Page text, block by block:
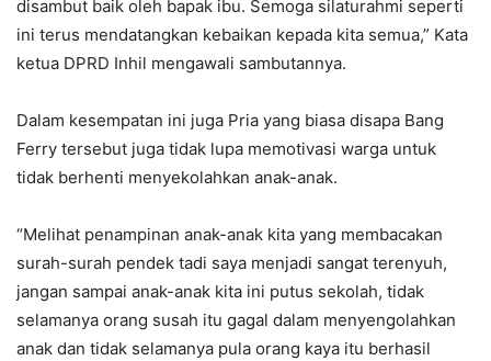
disambut baik oleh bapak ibu. Semoga silaturahmi seperti
ini terus mendatangkan kebaikan kepada kita semua,” Kata
ketua DPRD Inhil mengawali sambutannya.
Dalam kesempatan ini juga Pria yang biasa disapa Bang
Ferry tersebut juga tidak lupa memotivasi warga untuk
tidak berhenti menyekolahkan anak-anak.
“Melihat penampinan anak-anak kita yang membacakan
surah-surah pendek tadi saya menjadi sangat terenyuh,
jangan sampai anak-anak kita ini putus sekolah, tidak
selamanya orang susah itu gagal dalam menyengolahkan
anak dan tidak selamanya pula orang kaya itu berhasil